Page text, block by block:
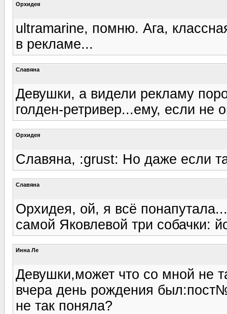
Орхидея
ultramarine, помню. Ага,
в рекламе...
Славяна
Девушки, а видели рекламу
голден-ретривер...ему, если не
Орхидея
Славяна, :grust: Но даже если
Славяна
Орхидея, ой, я всё
самой Яковлевой три собачки:
Инна Ле
Девушки,может что со мной не
вчера день рождения
не так поняла?